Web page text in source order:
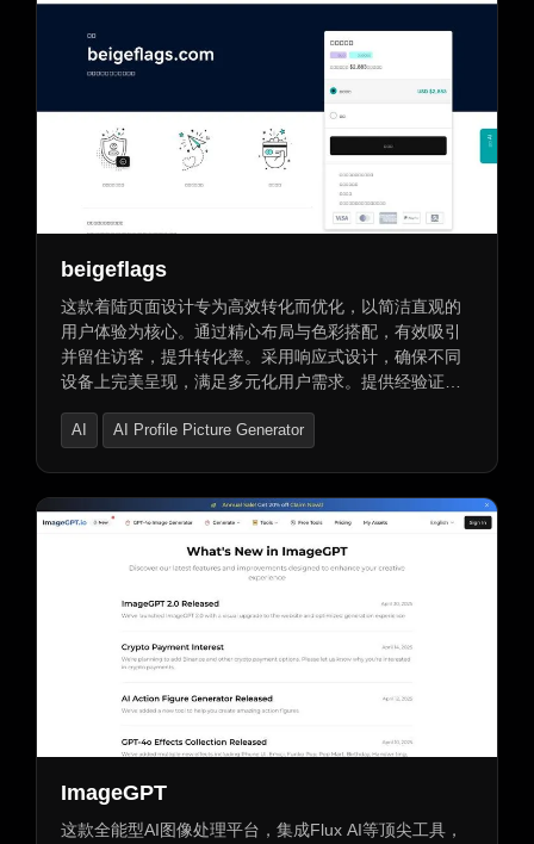
beigeflags
这款着陆页面设计专为高效转化而优化，以简洁直观的
用户体验为核心。通过精心布局与色彩搭配，有效吸引
并留住访客，提升转化率。采用响应式设计，确保不同
设备上完美呈现，满足多元化用户需求。提供经验证的
名服务及无忧付款和本地货币选项，是提升营销效果、
AI
AI Profile Picture Generator
ImageGPT
这款全能型AI图像处理平台，集成Flux AI等顶尖工具，